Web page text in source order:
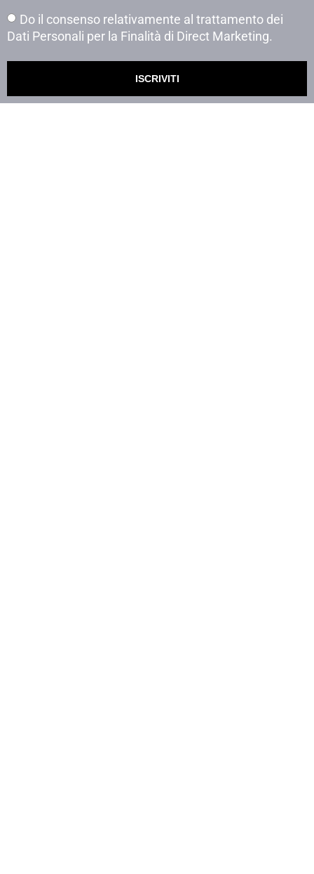
Do il consenso relativamente al trattamento dei
Dati Personali per la Finalità di Direct Marketing.
ISCRIVITI